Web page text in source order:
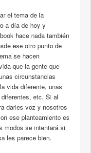
el tema de la
a día de hoy y
hace nada también
ese otro punto de
se hacen
que la gente que
circunstancias
vida diferente, unas
etc. Si al
darles voz y nosotros
ese planteamiento es
modos se intentará si
les parece bien.